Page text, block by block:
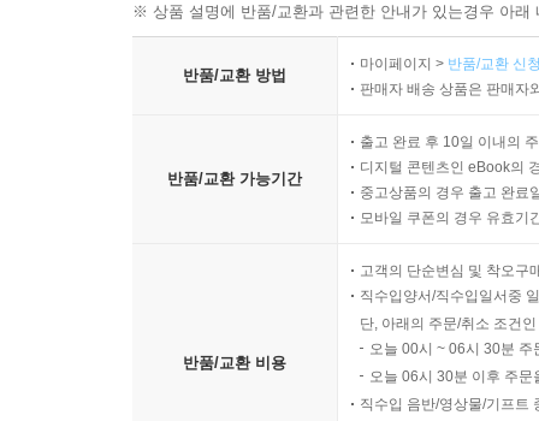
※ 상품 설명에 반품/교환과 관련한 안내가 있는경우 아
반품/교환 방법
마이페이지 > 반품/교환 신
판매자 배송 상품은 판매자
반품/교환 가능기간
출고 완료 후 10일 이내의
디지털 콘텐츠인 eBook의
중고상품의 경우 출고 완료
모바일 쿠폰의 경우 유효기
반품/교환 비용
고객의 단순변심 및 착오구
직수입양서/직수입일서중
단, 아래의 주문/취소 조건
오늘 00시 ~ 06시 30분
오늘 06시 30분 이후 주
직수입 음반/영상물/기프트